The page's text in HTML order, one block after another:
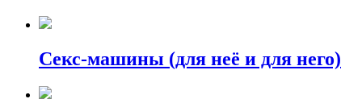
Секс-машины (для неё и для него)